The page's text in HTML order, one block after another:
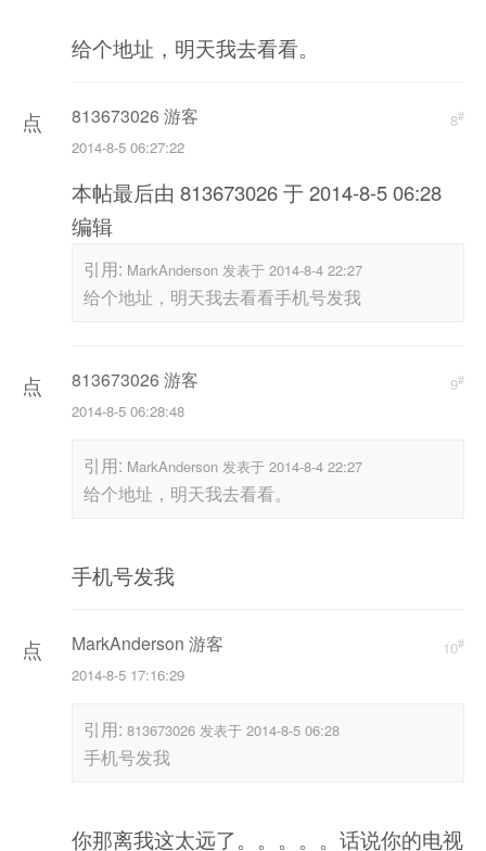
给个地址，明天我去看看。
点
8#
813673026 游客
2014-8-5 06:27:22
本帖最后由 813673026 于 2014-8-5 06:28
编辑
引用: MarkAnderson 发表于 2014-8-4 22:27
给个地址，明天我去看看手机号发我
点
9#
813673026 游客
2014-8-5 06:28:48
引用: MarkAnderson 发表于 2014-8-4 22:27
给个地址，明天我去看看。
手机号发我
点
10#
MarkAnderson 游客
2014-8-5 17:16:29
引用:813673026 发表于 2014-8-5 06:28
手机号发我
你那离我这太远了。。。。。话说你的电视